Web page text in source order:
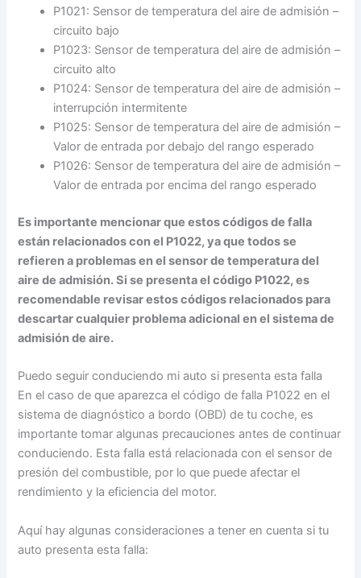
P1021: Sensor de temperatura del aire de admisión –
circuito bajo
P1023: Sensor de temperatura del aire de admisión –
circuito alto
P1024: Sensor de temperatura del aire de admisión –
interrupción intermitente
P1025: Sensor de temperatura del aire de admisión –
Valor de entrada por debajo del rango esperado
P1026: Sensor de temperatura del aire de admisión –
Valor de entrada por encima del rango esperado
Es importante mencionar que estos códigos de falla
están relacionados con el P1022, ya que todos se
refieren a problemas en el sensor de temperatura del
aire de admisión. Si se presenta el código P1022, es
recomendable revisar estos códigos relacionados para
descartar cualquier problema adicional en el sistema de
admisión de aire.
Puedo seguir conduciendo mi auto si presenta esta falla
En el caso de que aparezca el código de falla P1022 en el
sistema de diagnóstico a bordo (OBD) de tu coche, es
importante tomar algunas precauciones antes de continuar
conduciendo. Esta falla está relacionada con el sensor de
presión del combustible, por lo que puede afectar el
rendimiento y la eficiencia del motor.
Aquí hay algunas consideraciones a tener en cuenta si tu
auto presenta esta falla: